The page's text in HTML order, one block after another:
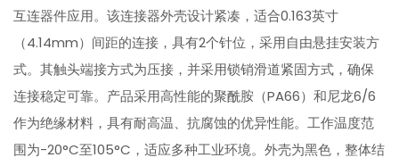
互连器件应用。该连接器外壳设计紧凑，适合0.163英寸
（4.14mm）间距的连接，具有2个针位，采用自由悬挂安装方
式。其触头端接方式为压接，并采用锁销滑道紧固方式，确保
连接稳定可靠。产品采用高性能的聚酰胺（PA66）和尼龙6/6
作为绝缘材料，具有耐高温、抗腐蚀的优异性能。工作温度范
围为-20°C至105°C，适应多种工业环境。外壳为黑色，整体结